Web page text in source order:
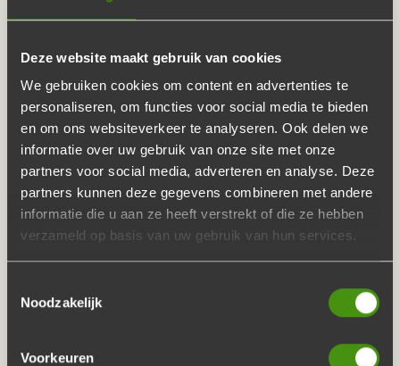
Deze website maakt gebruik van cookies
We gebruiken cookies om content en advertenties te
personaliseren, om functies voor social media te bieden
en om ons websiteverkeer te analyseren. Ook delen we
informatie over uw gebruik van onze site met onze
partners voor social media, adverteren en analyse. Deze
partners kunnen deze gegevens combineren met andere
informatie die u aan ze heeft verstrekt of die ze hebben
verzameld op basis van uw gebruik van hun services.
Noodzakelijk
Voorkeuren
VAN EEN ITALIAANS
BUFFET
Genieten van eenambachtelijk Italiaans buffet? Een
populair buffet met de heerlijke smaken vanuit Italië, waar
wij boeren Nederlanders wel van kunnen genieten!
De Buffetten Boer regelt ook nog eens alles
Een heerlijk Italiaans buffet serveert u daarom met al het
Het overheerlijke Italiaanse buffet inclusief salades